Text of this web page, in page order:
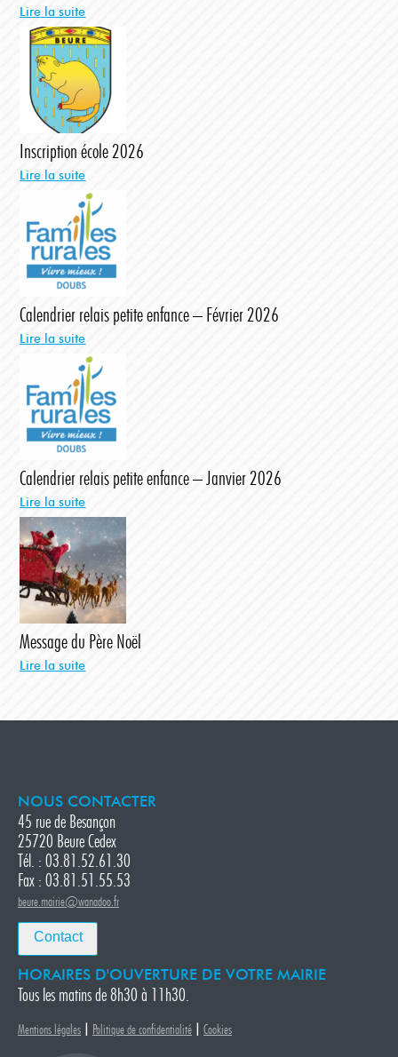
Lire la suite
Inscription école 2026
Lire la suite
Calendrier relais petite enfance – Février 2026
Lire la suite
Calendrier relais petite enfance – Janvier 2026
Lire la suite
Message du Père Noël
Lire la suite
NOUS CONTACTER
45 rue de Besançon
25720 Beure Cedex
Tél. : 03.81.52.61.30
Fax : 03.81.51.55.53
beure.mairie@wanadoo.fr
Contact
HORAIRES D'OUVERTURE DE VOTRE MAIRIE
Tous les matins de 8h30 à 11h30.
Mentions légales | Politique de confidentialité | Cookies